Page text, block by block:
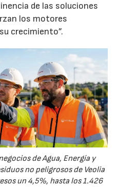
de las soluciones
los motores
crecimiento”.
de Agua, Energía y
no peligrosos de Veolia
un 4,5%, hasta los 1.426